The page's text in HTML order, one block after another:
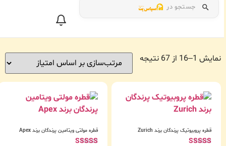
جستجو در
نمایش 1–16 از 67 نتیجه
قطره پروبیوتیک پرندگان برند Zurich قطره مولتی ویتامین پرندگان برند Apex